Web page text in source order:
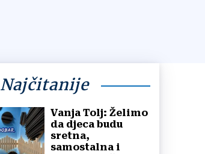
Najčitanije
Vanja Tolj: Želimo
da djeca budu
sretna,
samostalna i